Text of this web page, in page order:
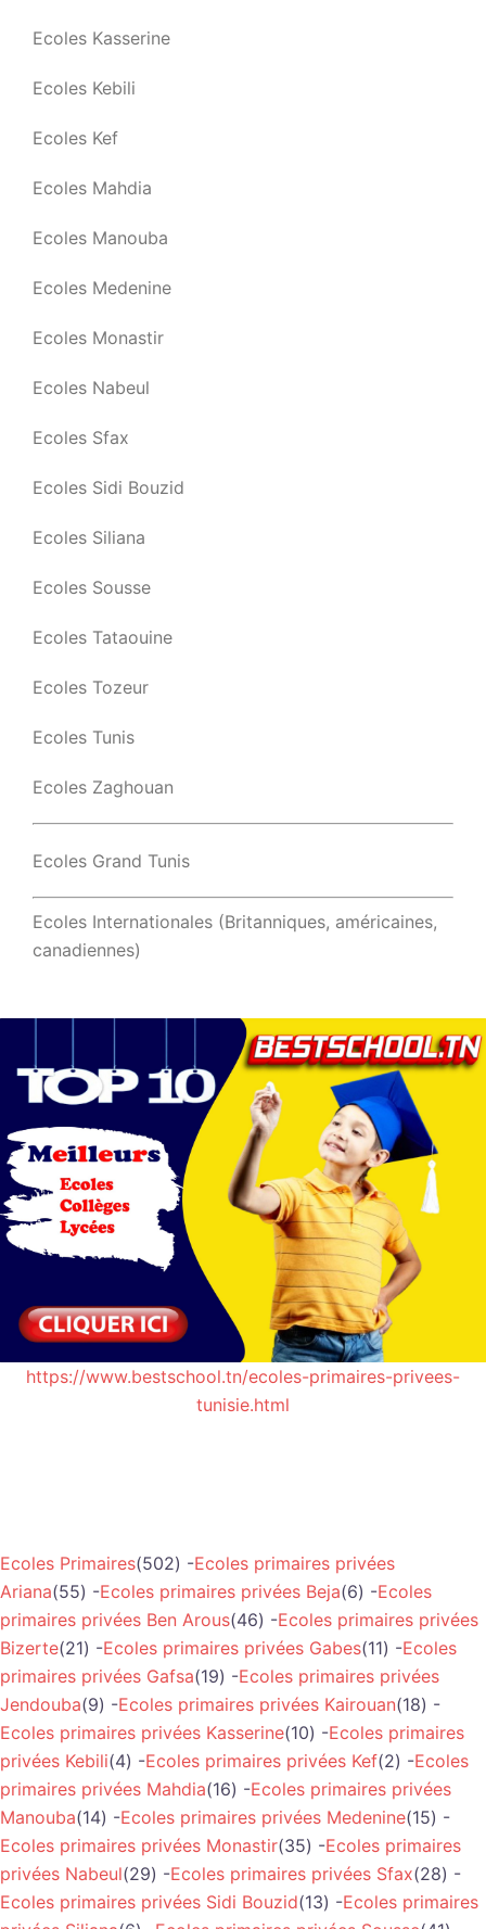
Ecoles Kasserine
Ecoles Kebili
Ecoles Kef
Ecoles Mahdia
Ecoles Manouba
Ecoles Medenine
Ecoles Monastir
Ecoles Nabeul
Ecoles Sfax
Ecoles Sidi Bouzid
Ecoles Siliana
Ecoles Sousse
Ecoles Tataouine
Ecoles Tozeur
Ecoles Tunis
Ecoles Zaghouan
Ecoles Grand Tunis
Ecoles Internationales (Britanniques, américaines,
canadiennes)
https://www.bestschool.tn/ecoles-primaires-privees-
tunisie.html
Ecoles Primaires(502) -Ecoles primaires privées
Ariana(55) -Ecoles primaires privées Beja(6) -Ecoles
primaires privées Ben Arous(46) -Ecoles primaires privées
Bizerte(21) -Ecoles primaires privées Gabes(11) -Ecoles
primaires privées Gafsa(19) -Ecoles primaires privées
Jendouba(9) -Ecoles primaires privées Kairouan(18) -
Ecoles primaires privées Kasserine(10) -Ecoles primaires
privées Kebili(4) -Ecoles primaires privées Kef(2) -Ecoles
primaires privées Mahdia(16) -Ecoles primaires privées
Manouba(14) -Ecoles primaires privées Medenine(15) -
Ecoles primaires privées Monastir(35) -Ecoles primaires
privées Nabeul(29) -Ecoles primaires privées Sfax(28) -
Ecoles primaires privées Sidi Bouzid(13) -Ecoles primaires